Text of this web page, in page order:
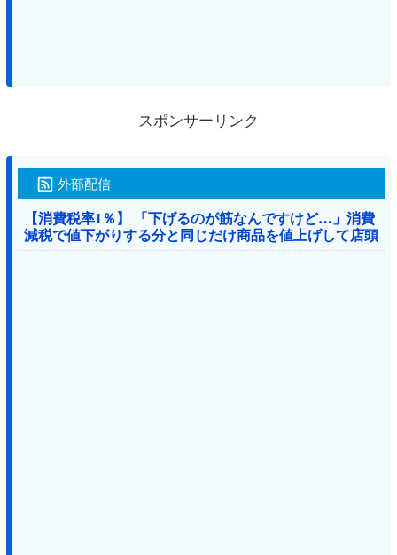
スポンサーリンク
外部配信
【消費税率1％】 「下げるのが筋なんですけど…」消費
減税で値下がりする分と同じだけ商品を値上げして店頭
価格を変えない店も